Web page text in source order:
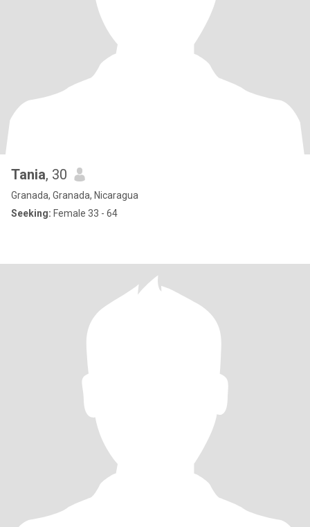
Tania, 30
Granada, Granada, Nicaragua
Seeking: Female 33 - 64